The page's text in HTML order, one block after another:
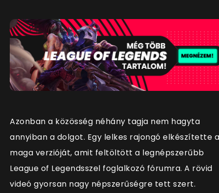
Azonban a közösség néhány tagja nem hagyta
annyiban a dolgot. Egy lelkes rajongó elkészítette a
maga verzióját, amit feltöltött a legnépszerűbb
League of Legendsszel foglalkozó fórumra. A rövid
videó gyorsan nagy népszerűségre tett szert.